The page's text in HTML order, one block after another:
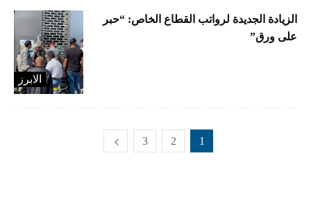
الابرز
الزيادة الجديدة لرواتب القطاع الخاص: “حبر
على ورق”
1
2
3